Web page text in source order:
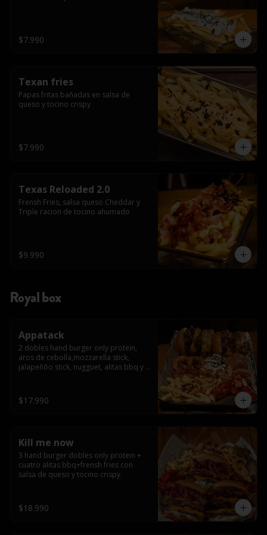
$7.990
Texan fries
Papas fritas bañadas en salsa de
queso y tocino crispy
$7.990
Texas Reloaded 2.0
Frensh Fries, salsa queso Cheddar y
Triple racion de tocino ahumado
$9.990
Royal box
Appatack
2 dobles hand burger only protein,
aros de cebolla,mozzarella stick,
jalapeñõo stick, nugguet, alitas bbq y
$17.990
Kill me now
3 hand burger dobles only protein +
cuatro alitas bbq+frensh fries con
salsa de queso y tocino crispy.
$18.990